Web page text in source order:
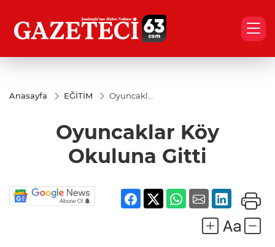
Anasayfa EĞİTİM
Oyuncaklar
Oyuncaklar Köy
Okuluna Gitti